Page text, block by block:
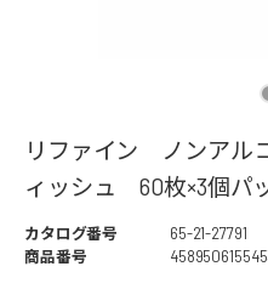
リファイン ノンアル
ィッシュ 60枚×3個パ
カタログ番号
65-21-27791
商品番号